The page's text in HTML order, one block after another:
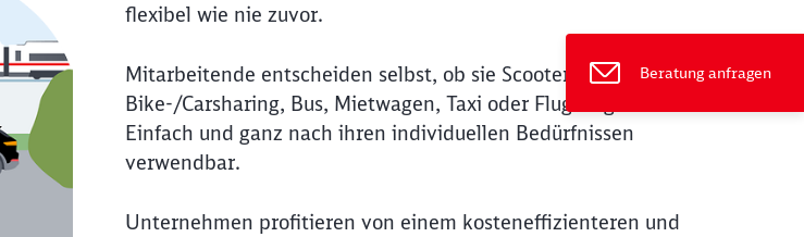
Beratung anfragen
flexibel wie nie zuvor.
Mitarbeitende entscheiden selbst, ob sie Scooter, ÖPNV,
Bike-/Carsharing, Bus, Mietwagen, Taxi oder Flugzeug nutzen.
Einfach und ganz nach ihren individuellen Bedürfnissen
verwendbar.
Unternehmen profitieren von einem kosteneffizienteren und
Schließen
weitergeleitet werden?
Weiter